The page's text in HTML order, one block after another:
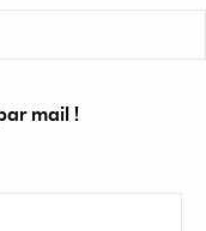
mail !